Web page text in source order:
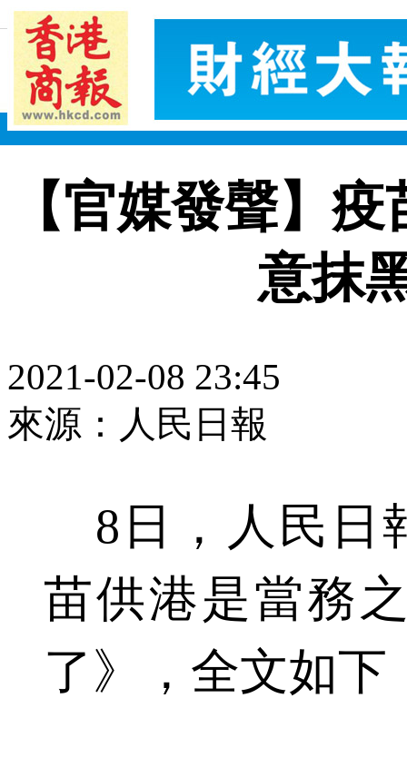
【官媒發聲】
意抹
2021-02-08 23:45
來源：人民日報
8日，人民日
苗供港是當務
了》，全文如下